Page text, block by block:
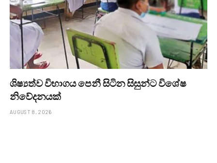
ශිෂ්‍යත්ව විභාගය පෙනී සිටින සිසුන්ට විශේෂ
නිවේදනයක්
AUGUST 8, 2026